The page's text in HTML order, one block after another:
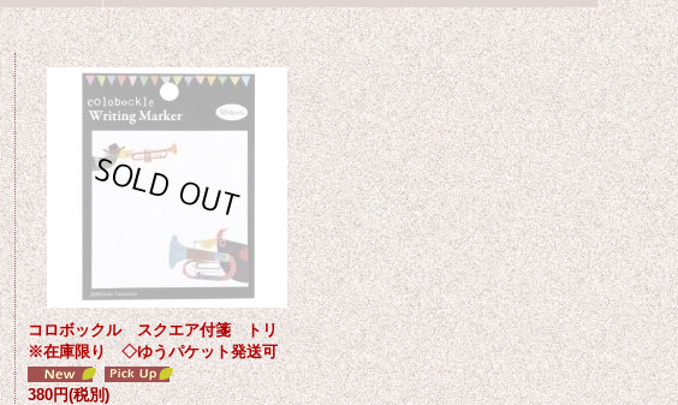
コロボックル スクエア付箋 トリ
※在庫限り ◇ゆうパケット発送可
380円(税別)